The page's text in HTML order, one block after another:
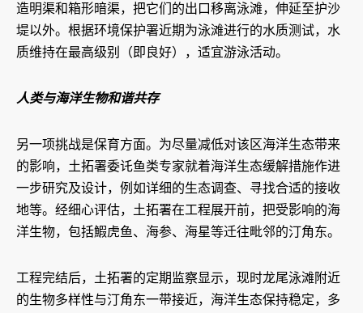
造明渠和箱形暗渠，把它们的出口移离泳滩，伸延至护沙
堤以外。根据环境保护署近期为泳滩进行的水质测试，水
质维持在最高级别（即良好），适宜游泳活动。
人类与海洋生物和谐共存
另一项挑战是保育方面。为尽量减低对该区海洋生态带来
的影响，土拓署委讬鱼类专家就着海洋生态缓解措施作进
一步研究及设计，例如详细的生态调查、寻找合适的接收
地等。经细心评估，土拓署在工程展开前，把受影响的海
洋生物，包括鰕虎鱼、海参、海星等迁往毗邻的汀角东。
工程完结后，土拓署的定期监察显示，现时龙尾泳滩附近
的生物多样性与汀角东一带接近，海洋生态保持稳定，多